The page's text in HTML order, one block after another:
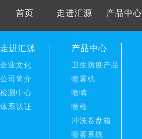
首页 走进汇源 产品中心
走进汇源
企业文化
公司简介
检测中心
体系认证
产品中心
卫生防疫产品
喷雾机
喷嘴
喷枪
冲洗卷盘箱
喷雾系统